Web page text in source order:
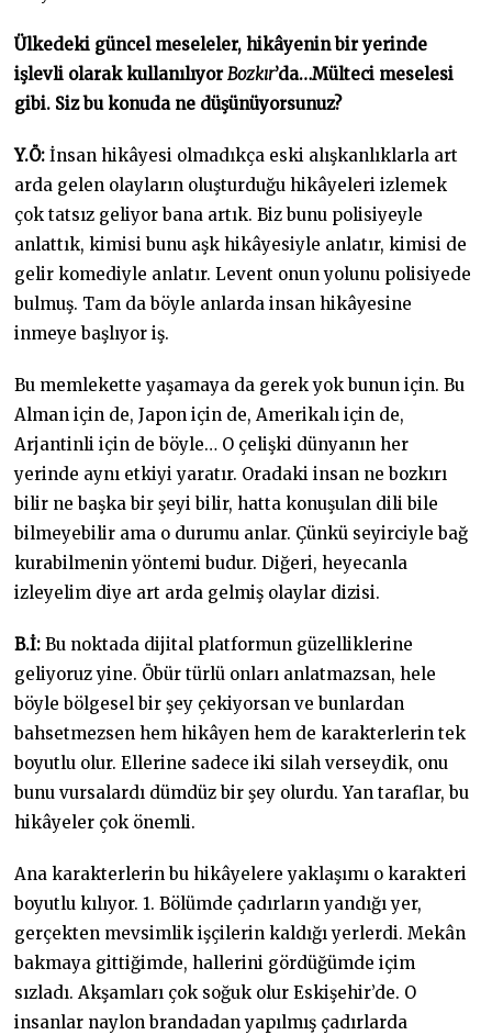
Ülkedeki güncel meseleler, hikâyenin bir yerinde
işlevli olarak kullanılıyorBozkır’da…Mülteci meselesi
gibi. Siz bu konuda ne düşünüyorsunuz?
Y.Ö: İnsan hikâyesi olmadıkça eski alışkanlıklarla art
arda gelen olayların oluşturduğu hikâyeleri izlemek
çok tatsız geliyor bana artık. Biz bunu polisiyeyle
anlattık, kimisi bunu aşk hikâyesiyle anlatır, kimisi de
gelir komediyle anlatır. Levent onun yolunu polisiyede
bulmuş. Tam da böyle anlarda insan hikâyesine
inmeye başlıyor iş.
Bu memlekette yaşamaya da gerek yok bunun için. Bu
Alman için de, Japon için de, Amerikalı için de,
Arjantinli için de böyle… O çelişki dünyanın her
yerinde aynı etkiyi yaratır. Oradaki insan ne bozkırı
bilir ne başka bir şeyi bilir, hatta konuşulan dili bile
bilmeyebilir ama o durumu anlar. Çünkü seyirciyle bağ
kurabilmenin yöntemi budur. Diğeri, heyecanla
izleyelim diye art arda gelmiş olaylar dizisi.
B.İ: Bu noktada dijital platformun güzelliklerine
geliyoruz yine. Öbür türlü onları anlatmazsan, hele
böyle bölgesel bir şey çekiyorsan ve bunlardan
bahsetmezsen hem hikâyen hem de karakterlerin tek
boyutlu olur. Ellerine sadece iki silah verseydik, onu
bunu vursalardı dümdüz bir şey olurdu. Yan taraflar, bu
hikâyeler çok önemli.
Ana karakterlerin bu hikâyelere yaklaşımı o karakteri
boyutlu kılıyor. 1. Bölümde çadırların yandığı yer,
gerçekten mevsimlik işçilerin kaldığı yerlerdi. Mekân
bakmaya gittiğimde, hallerini gördüğümde içim
sızladı. Akşamları çok soğuk olur Eskişehir’de. O
insanlar naylon brandadan yapılmış çadırlarda